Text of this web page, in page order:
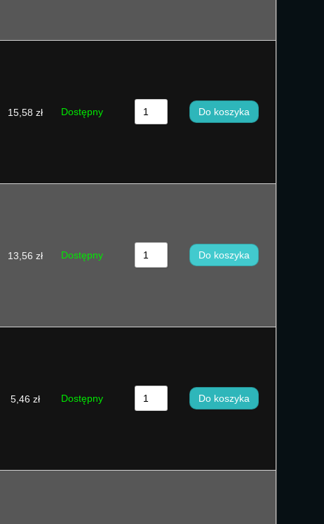
15,58 zł Dostępny Do koszyka
13,56 zł Dostępny Do koszyka
5,46 zł Dostępny Do koszyka